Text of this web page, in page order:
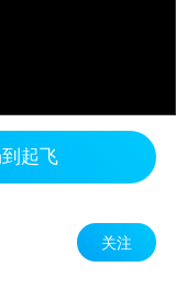
起飞
关注